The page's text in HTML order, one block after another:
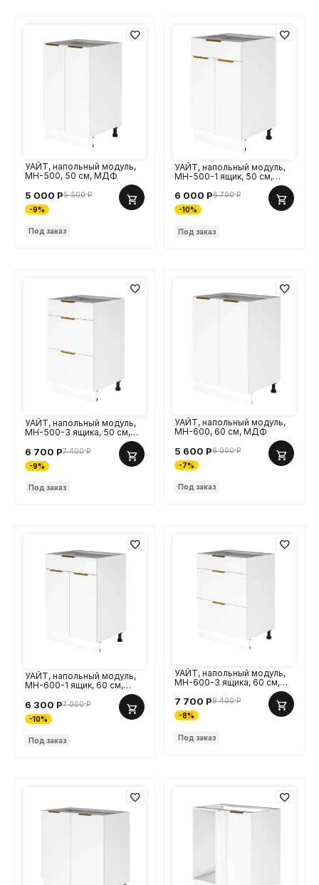
УАЙТ, напольный модуль,
МН-500, 50 см, МДФ
5 000 Р5 500 Р
-9%
Под заказ
УАЙТ, напольный модуль,
МН-500-1 ящик, 50 см,
6 000 Р6 700 Р
-10%
Под заказ
УАЙТ, напольный модуль,
МН-500-3 ящика, 50 см,
6 700 Р7 400 Р
-9%
Под заказ
УАЙТ, напольный модуль,
МН-600, 60 см, МДФ
5 600 Р6 000 Р
-7%
Под заказ
УАЙТ, напольный модуль,
МН-600-1 ящик, 60 см,
6 300 Р7 000 Р
-10%
Под заказ
УАЙТ, напольный модуль,
МН-600-3 ящика, 60 см,
7 700 Р8 400 Р
-8%
Под заказ